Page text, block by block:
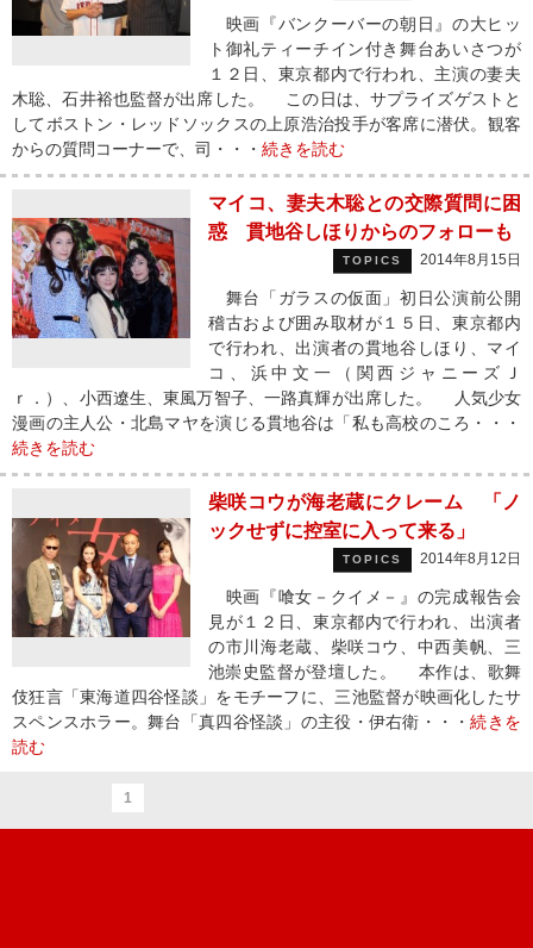
映画『バンクーバーの朝日』の大ヒッ
ト御礼ティーチイン付き舞台あいさつが
１２日、東京都内で行われ、主演の妻夫
木聡、石井裕也監督が出席した。 この日は、サプライズゲストと
してボストン・レッドソックスの上原浩治投手が客席に潜伏。観客
からの質問コーナーで、司・・・ 続きを読む
マイコ、妻夫木聡との交際質問に困
惑 貫地谷しほりからのフォローも
TOPICS 2014年8月15日
舞台「ガラスの仮面」初日公演前公開
稽古および囲み取材が１５日、東京都内
で行われ、出演者の貫地谷しほり、マイ
コ、浜中文一（関西ジャニーズＪ
ｒ．）、小西遼生、東風万智子、一路真輝が出席した。 人気少女
漫画の主人公・北島マヤを演じる貫地谷は「私も高校のころ・・・
続きを読む
柴咲コウが海老蔵にクレーム 「ノ
ックせずに控室に入って来る」
TOPICS 2014年8月12日
映画『喰女－クイメ－』の完成報告会
見が１２日、東京都内で行われ、出演者
の市川海老蔵、柴咲コウ、中西美帆、三
池崇史監督が登壇した。 本作は、歌舞
伎狂言「東海道四谷怪談」をモチーフに、三池監督が映画化したサ
スペンスホラー。舞台「真四谷怪談」の主役・伊右衛・・・続きを
読む
1